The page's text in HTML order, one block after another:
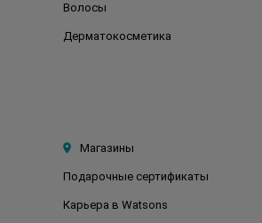
Волосы
Дерматокосметика
Магазины
Подарочные сертификаты
Карьера в Watsons